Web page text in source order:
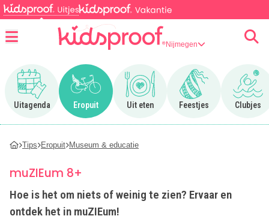
Nijmegen
Uitagenda
Ga naar Uitagenda
Eropuit
Ga naar Eropuit
Uit eten
Ga naar Uit eten
Feestjes
Ga naar Feestjes
Clubjes
Ga
Tips Eropuit Museum & educatie
muZIEum 8+
Hoe is het om niets of weinig te zien? Ervaar en
ontdek het in muZIEum!